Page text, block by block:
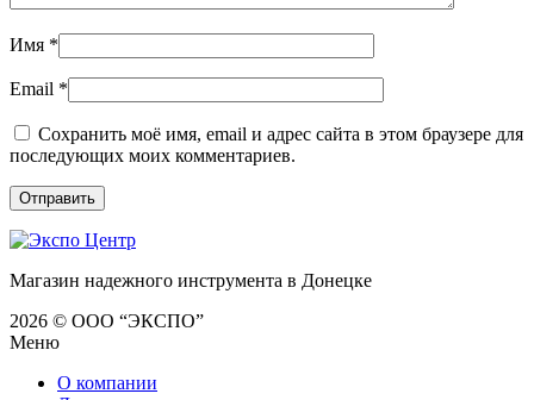
Имя *
Email *
Сохранить моё имя, email и адрес сайта в этом браузере для
последующих моих комментариев.
Магазин надежного инструмента в Донецке
2026 © ООО “ЭКСПО”
Меню
О компании